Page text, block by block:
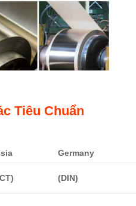
Tiêu Chuẩn
Germany
(DIN)